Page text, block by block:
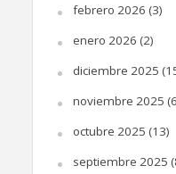
febrero 2026 (3)
enero 2026 (2)
diciembre 2025
noviembre 2025
octubre 2025 (13)
septiembre 2025